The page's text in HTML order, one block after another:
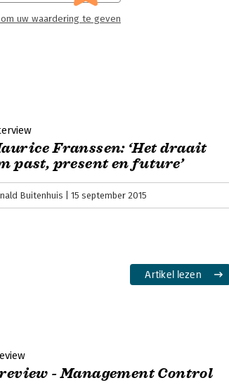
uw waardering te geven
Franssen: ‘Het draait
past, present en future’
Buitenhuis 15 september 2015
Artikel lezen
- Management Control